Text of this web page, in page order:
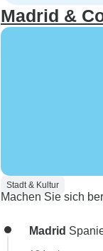
Madrid &
Stadt & Kultur
Machen Sie sich
Madrid